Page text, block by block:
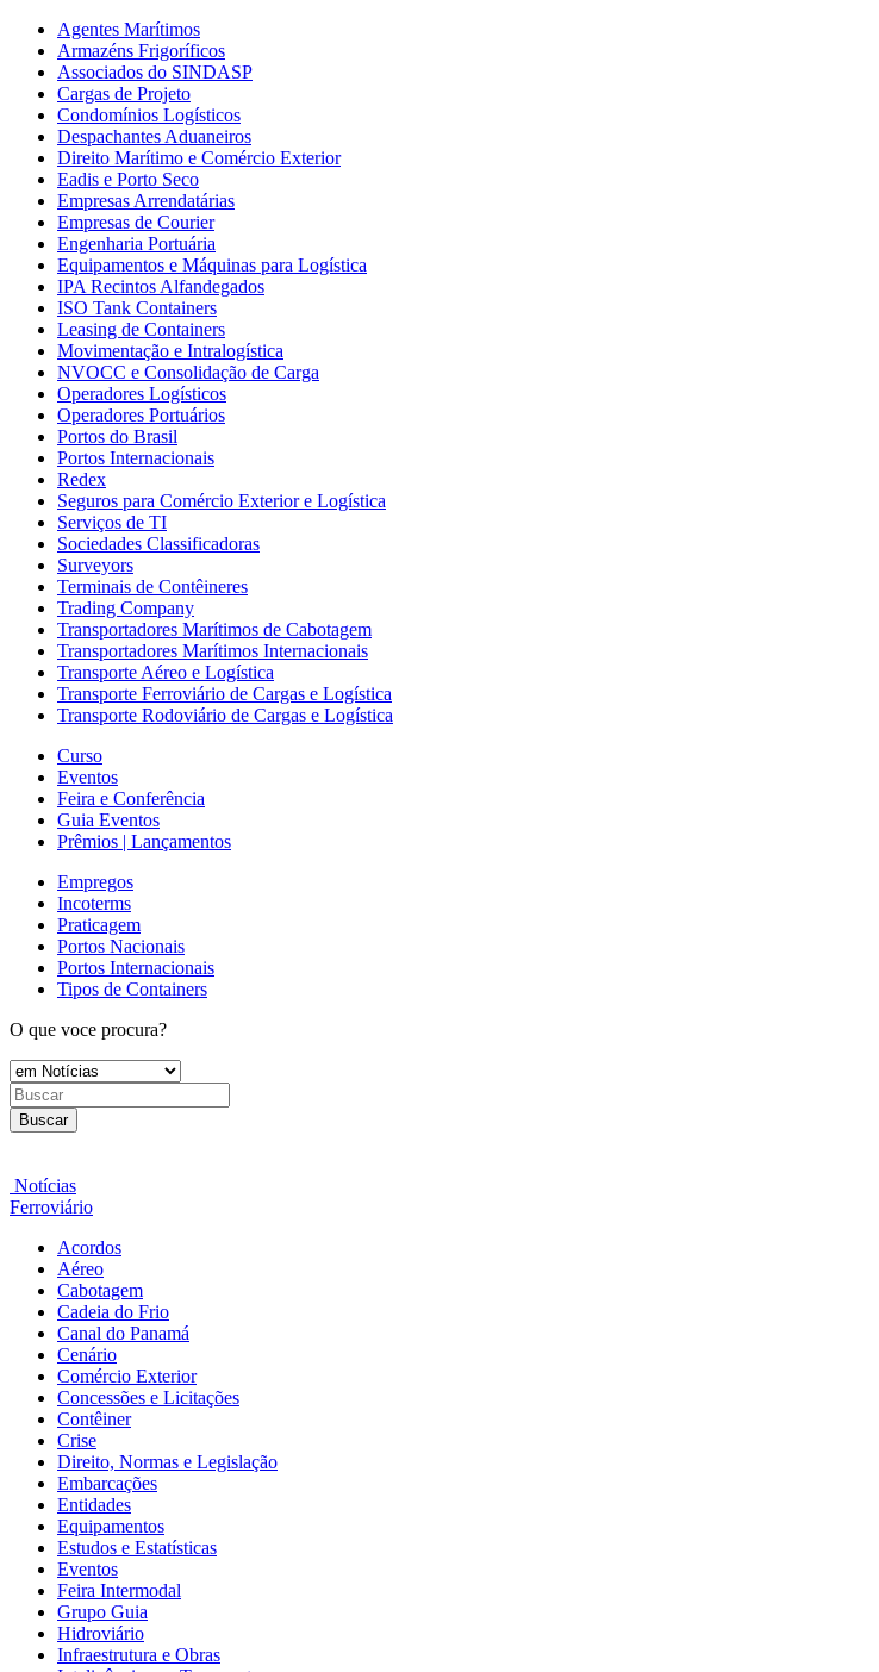
Agentes Marítimos
Armazéns Frigoríficos
Associados do SINDASP
Cargas de Projeto
Condomínios Logísticos
Despachantes Aduaneiros
Direito Marítimo e Comércio Exterior
Eadis e Porto Seco
Empresas Arrendatárias
Empresas de Courier
Engenharia Portuária
Equipamentos e Máquinas para Logística
IPA Recintos Alfandegados
ISO Tank Containers
Leasing de Containers
Movimentação e Intralogística
NVOCC e Consolidação de Carga
Operadores Logísticos
Operadores Portuários
Portos do Brasil
Portos Internacionais
Redex
Seguros para Comércio Exterior e Logística
Serviços de TI
Sociedades Classificadoras
Surveyors
Terminais de Contêineres
Trading Company
Transportadores Marítimos de Cabotagem
Transportadores Marítimos Internacionais
Transporte Aéreo e Logística
Transporte Ferroviário de Cargas e Logística
Transporte Rodoviário de Cargas e Logística
Curso
Eventos
Feira e Conferência
Guia Eventos
Prêmios | Lançamentos
Empregos
Incoterms
Praticagem
Portos Nacionais
Portos Internacionais
Tipos de Containers
O que voce procura?
Buscar
Notícias
Ferroviário
Acordos
Aéreo
Cabotagem
Cadeia do Frio
Canal do Panamá
Cenário
Comércio Exterior
Concessões e Licitações
Contêiner
Crise
Direito, Normas e Legislação
Embarcações
Entidades
Equipamentos
Estudos e Estatísticas
Eventos
Feira Intermodal
Grupo Guia
Hidroviário
Infraestrutura e Obras